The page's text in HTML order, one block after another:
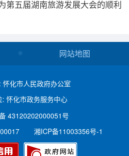
第五届湖南旅游发展大会的顺利
网站地图
怀化市人民政府办公室
: 怀化市政务服务中心
43120202000051号
湘ICP备11003356号-1